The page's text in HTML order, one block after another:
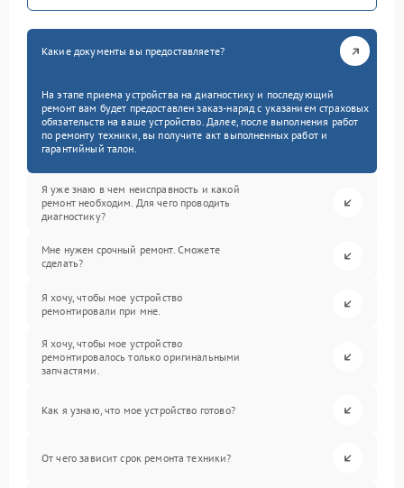
Какие документы вы предоставляете?
На этапе приема устройства на диагностику и последующий
ремонт вам будет предоставлен заказ-наряд с указанием страховых
обязательств на ваше устройство. Далее, после выполнения работ
по ремонту техники, вы получите акт выполненных работ и
гарантийный талон.
Я уже знаю в чем неисправность и какой
ремонт необходим. Для чего проводить
диагностику?
Мне нужен срочный ремонт. Сможете
сделать?
Я хочу, чтобы мое устройство
ремонтировали при мне.
Я хочу, чтобы мое устройство
ремонтировалось только оригинальными
запчастями.
Как я узнаю, что мое устройство готово?
От чего зависит срок ремонта техники?